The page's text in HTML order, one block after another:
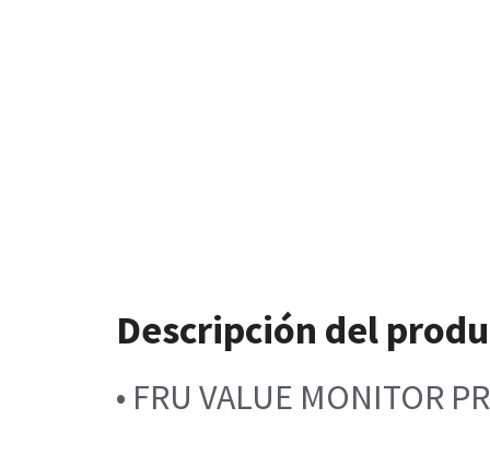
Descripción del
• FRU VALUE MONITOR